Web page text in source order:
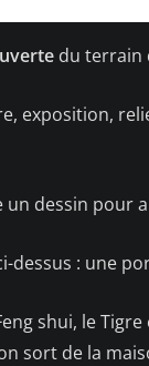
du terrain
exposition,
un dessin pour
dessus : une
shui, le
sort de la